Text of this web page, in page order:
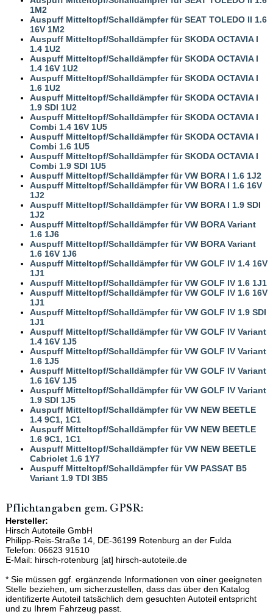
1M2
Auspuff Mitteltopf/Schalldämpfer für SEAT TOLEDO II 1.6
16V 1M2
Auspuff Mitteltopf/Schalldämpfer für SKODA OCTAVIA I
1.4 1U2
Auspuff Mitteltopf/Schalldämpfer für SKODA OCTAVIA I
1.4 16V 1U2
Auspuff Mitteltopf/Schalldämpfer für SKODA OCTAVIA I
1.6 1U2
Auspuff Mitteltopf/Schalldämpfer für SKODA OCTAVIA I
1.9 SDI 1U2
Auspuff Mitteltopf/Schalldämpfer für SKODA OCTAVIA I
Combi 1.4 16V 1U5
Auspuff Mitteltopf/Schalldämpfer für SKODA OCTAVIA I
Combi 1.6 1U5
Auspuff Mitteltopf/Schalldämpfer für SKODA OCTAVIA I
Combi 1.9 SDI 1U5
Auspuff Mitteltopf/Schalldämpfer für VW BORA I 1.6 1J2
Auspuff Mitteltopf/Schalldämpfer für VW BORA I 1.6 16V
1J2
Auspuff Mitteltopf/Schalldämpfer für VW BORA I 1.9 SDI
1J2
Auspuff Mitteltopf/Schalldämpfer für VW BORA Variant
1.6 1J6
Auspuff Mitteltopf/Schalldämpfer für VW BORA Variant
1.6 16V 1J6
Auspuff Mitteltopf/Schalldämpfer für VW GOLF IV 1.4 16V
1J1
Auspuff Mitteltopf/Schalldämpfer für VW GOLF IV 1.6 1J1
Auspuff Mitteltopf/Schalldämpfer für VW GOLF IV 1.6 16V
1J1
Auspuff Mitteltopf/Schalldämpfer für VW GOLF IV 1.9 SDI
1J1
Auspuff Mitteltopf/Schalldämpfer für VW GOLF IV Variant
1.4 16V 1J5
Auspuff Mitteltopf/Schalldämpfer für VW GOLF IV Variant
1.6 1J5
Auspuff Mitteltopf/Schalldämpfer für VW GOLF IV Variant
1.6 16V 1J5
Auspuff Mitteltopf/Schalldämpfer für VW GOLF IV Variant
1.9 SDI 1J5
Auspuff Mitteltopf/Schalldämpfer für VW NEW BEETLE
1.4 9C1, 1C1
Auspuff Mitteltopf/Schalldämpfer für VW NEW BEETLE
1.6 9C1, 1C1
Auspuff Mitteltopf/Schalldämpfer für VW NEW BEETLE
Cabriolet 1.6 1Y7
Auspuff Mitteltopf/Schalldämpfer für VW PASSAT B5
Variant 1.9 TDI 3B5
Pflichtangaben gem. GPSR:
Hersteller:
Hirsch Autoteile GmbH
Philipp-Reis-Straße 14, DE-36199 Rotenburg an der Fulda
Telefon: 06623 91510
E-Mail: hirsch-rotenburg [at] hirsch-autoteile.de
* Sie müssen ggf. ergänzende Informationen von einer geeigneten
Stelle beziehen, um sicherzustellen, dass das über den Katalog
identifizerte Autoteil tatsächlich dem gesuchten Autoteil entspricht
und zu Ihrem Fahrzeug passt.